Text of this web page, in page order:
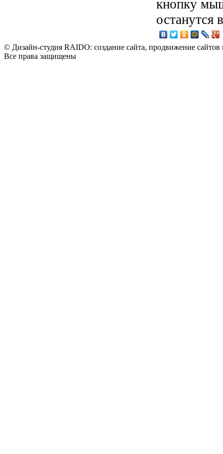
кнопку
останутся
© Дизайн-студия RAIDO: создание сайта, продвижение сайтов
Все права защищены